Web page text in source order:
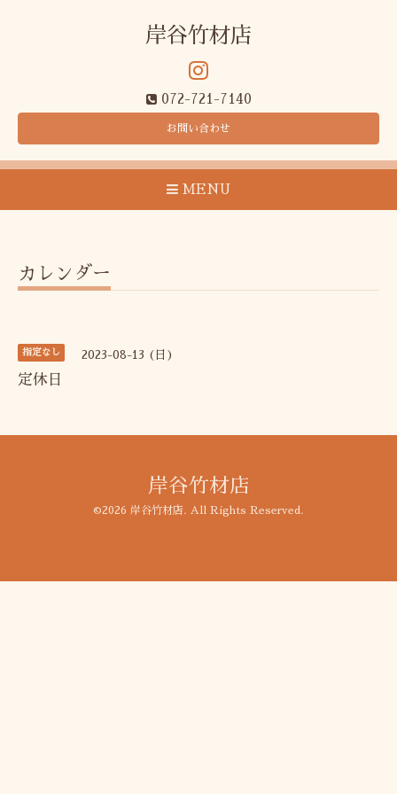
岸谷竹材店
072-721-7140
お問い合わせ
MENU
カレンダー
指定なし 2023-08-13 (日)
定休日
岸谷竹材店
©2026 岸谷竹材店. All Rights Reserved.